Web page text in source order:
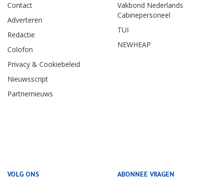
Contact
Adverteren
Redactie
Colofon
Privacy & Cookiebeleid
Nieuwsscript
Partnernieuws
Vakbond Nederlands
Cabinepersoneel
TUI
NEWHEAP
VOLG ONS ABONNEE VRAGEN